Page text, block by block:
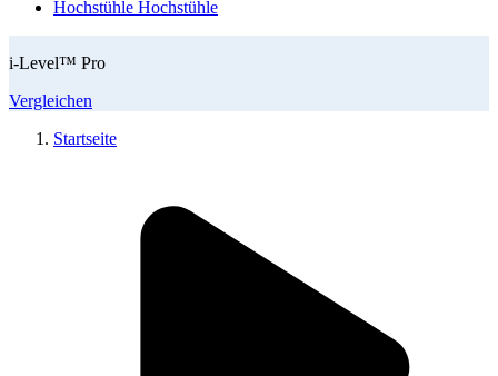
Hochstühle Hochstühle
i-Level™ Pro
Vergleichen
Startseite